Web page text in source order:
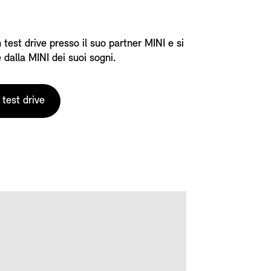
test drive presso il suo partner MINI e si
MINI dei suoi sogni.
test drive